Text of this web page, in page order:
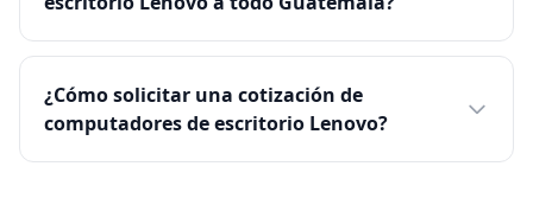
¿Cómo solicitar una cotización de
computadores de escritorio Lenovo?